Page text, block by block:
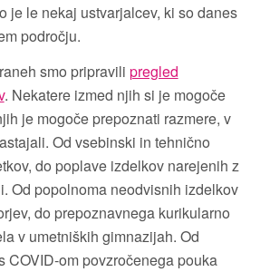
je le nekaj ustvarjalcev, ki so danes
področju.
smo pripravili pregled
. Nekatere izmed njih si je mogoče
je mogoče prepoznati razmere, v
Od vsebinski in tehnično
do poplave izdelkov narejenih z
Od popolnoma neodvisnih izdelkov
do prepoznavnega kurikularno
v umetniških gimnazijah. Od
COVID-om povzročenega pouka